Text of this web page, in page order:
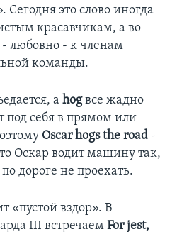
Сегодня это слово иногда
красавчикам, а во
любовно - к членам
команды.
а hogвсе жадно
под себя в прямом или
Oscar hogs the road -
Оскар водит машину так,
дороге не проехать.
«пустой вздор». В
III встречаем For jest,